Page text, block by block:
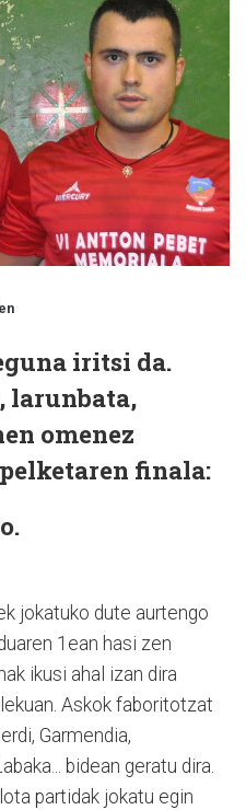
iritsi da.
larunbata,
omenez
finala:
jokatuko dute aurtengo
1ean hasi zen
ikusi ahal izan dira
Askok faboritotzat
Garmendia,
bidean geratu dira.
partidak jokatu egin